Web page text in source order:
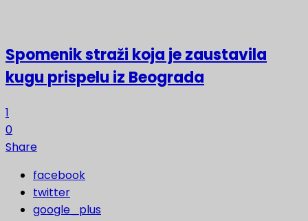
Spomenik straži koja je zaustavila
kugu prispelu iz Beograda
1
0
Share
facebook
twitter
google_plus